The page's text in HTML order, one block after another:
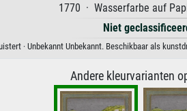
1770 · Wasserfarbe auf
Niet
· Unbekannt Unbekannt. Beschikbaar als
Andere kleurvarianten